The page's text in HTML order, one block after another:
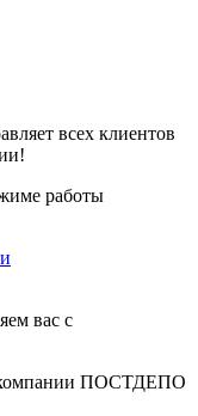
всех клиентов
работы
вас с
компании ПОСТДЕПО